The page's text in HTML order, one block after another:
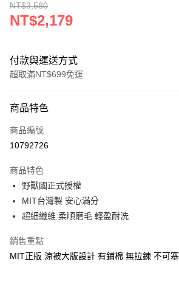
NT$3,580
NT$2,179
付款與運送方式
超取滿NT$699免運
信用卡一次付款
超商取貨付款
Apple Pay
街口支付
Google Pay
商品特色
商品編號
10792726
商品特色
野獸國正式授權
MIT台灣製 安心滿分
超細纖維 柔順磨毛 輕盈耐洗
銷售重點
MIT正版 涼被大版設計 有鋪棉 無拉鍊 不可